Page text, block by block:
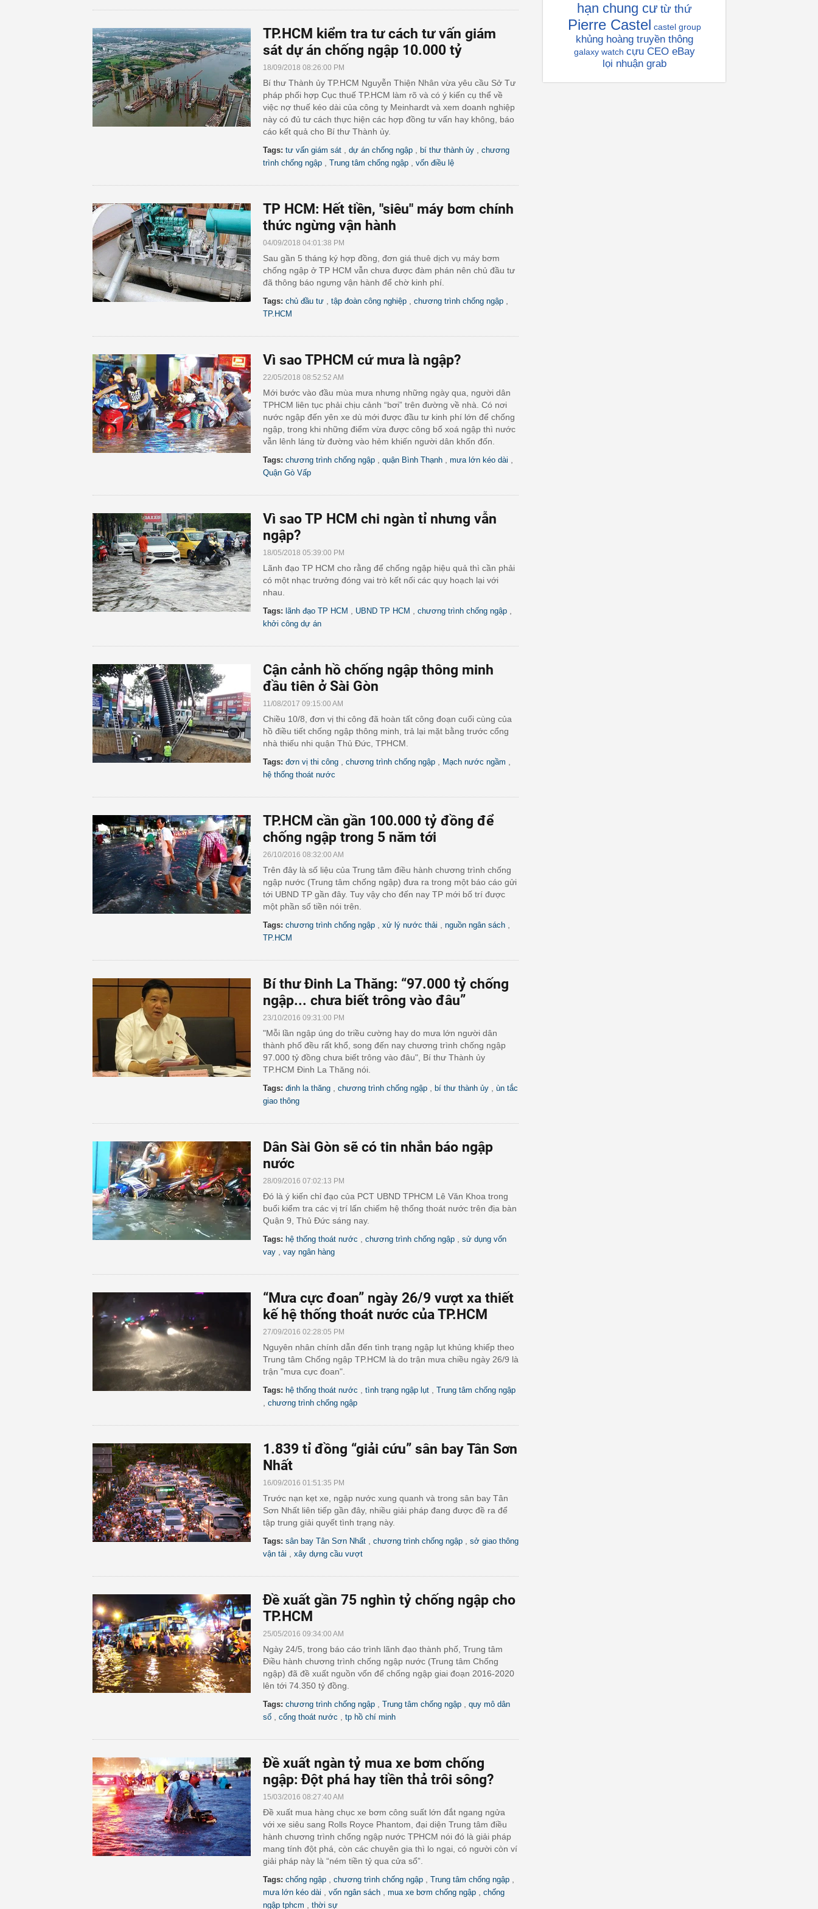
TP.HCM kiểm tra tư cách tư vấn giám
sát dự án chống ngập 10.000 tỷ
18/09/2018 08:26:00 PM
Bí thư Thành ủy TP.HCM Nguyễn Thiện Nhân vừa yêu cầu Sở Tư
pháp phối hợp Cục thuế TP.HCM làm rõ và có ý kiến cụ thể về
việc nợ thuế kéo dài của công ty Meinhardt và xem doanh nghiệp
này có đủ tư cách thực hiện các hợp đồng tư vấn hay không, báo
cáo kết quả cho Bí thư Thành ủy.
Tags: tư vấn giám sát dự án chống ngập bí thư thành ủy
chương
trình chống ngập
Trung tâm chống ngập vốn điều lệ
TP HCM: Hết tiền, "siêu" máy bơm chính
thức ngừng vận hành
04/09/2018 04:01:38 PM
Sau gần 5 tháng ký hợp đồng, đơn giá thuê dịch vụ máy bơm
chống ngập ở TP HCM vẫn chưa được đàm phán nên chủ đầu tư
đã thông báo ngưng vận hành để chờ kinh phí.
Tags: chủ đầu tư tập đoàn công nghiệp chương trình chống ngập
TP.HCM
Vì sao TPHCM cứ mưa là ngập?
22/05/2018 08:52:52 AM
Mới bước vào đầu mùa mưa nhưng những ngày qua, người dân
TPHCM liên tục phải chịu cảnh “bơi” trên đường về nhà. Có nơi
nước ngập đến yên xe dù mới được đầu tư kinh phí lớn để chống
ngập, trong khi những điểm vừa được công bố xoá ngập thì nước
vẫn lênh láng từ đường vào hẻm khiến người dân khốn đốn.
Tags: chương trình chống ngập quận Bình Thạnh mưa lớn kéo dài
Quận Gò Vấp
Vì sao TP HCM chi ngàn tỉ nhưng vẫn
ngập?
18/05/2018 05:39:00 PM
Lãnh đạo TP HCM cho rằng để chống ngập hiệu quả thì cần phải
có một nhạc trưởng đóng vai trò kết nối các quy hoạch lại với
nhau.
Tags: lãnh đạo TP HCM UBND TP HCM chương trình chống ngập
khởi công dự án
Cận cảnh hồ chống ngập thông minh
đầu tiên ở Sài Gòn
11/08/2017 09:15:00 AM
Chiều 10/8, đơn vị thi công đã hoàn tất công đoạn cuối cùng của
hồ điều tiết chống ngập thông minh, trả lại mặt bằng trước cổng
nhà thiếu nhi quận Thủ Đức, TPHCM.
Tags: đơn vị thi công chương trình chống ngập Mạch nước ngầm
hệ thống thoát nước
TP.HCM cần gần 100.000 tỷ đồng để
chống ngập trong 5 năm tới
26/10/2016 08:32:00 AM
Trên đây là số liệu của Trung tâm điều hành chương trình chống
ngập nước (Trung tâm chống ngập) đưa ra trong một báo cáo gửi
tới UBND TP gần đây. Tuy vậy cho đến nay TP mới bố trí được
một phần số tiền nói trên.
Tags: chương trình chống ngập xử lý nước thải nguồn ngân sách
TP.HCM
Bí thư Đinh La Thăng: “97.000 tỷ chống
ngập... chưa biết trông vào đâu”
23/10/2016 09:31:00 PM
"Mỗi lần ngập úng do triều cường hay do mưa lớn người dân
thành phố đều rất khổ, song đến nay chương trình chống ngập
97.000 tỷ đồng chưa biết trông vào đâu", Bí thư Thành ủy
TP.HCM Đinh La Thăng nói.
Tags: đinh la thăng chương trình chống ngập bí thư thành ủy
ùn tắc
giao thông
Dân Sài Gòn sẽ có tin nhắn báo ngập
nước
28/09/2016 07:02:13 PM
Đó là ý kiến chỉ đạo của PCT UBND TPHCM Lê Văn Khoa trong
buổi kiểm tra các vị trí lấn chiếm hệ thống thoát nước trên địa bàn
Quận 9, Thủ Đức sáng nay.
Tags: hệ thống thoát nước chương trình chống ngập
sử dụng vốn
vay
vay ngân hàng
“Mưa cực đoan” ngày 26/9 vượt xa thiết
kế hệ thống thoát nước của TP.HCM
27/09/2016 02:28:05 PM
Nguyên nhân chính dẫn đến tình trạng ngập lụt khủng khiếp theo
Trung tâm Chống ngập TP.HCM là do trận mưa chiều ngày 26/9 là
trận "mưa cực đoan".
Tags: hệ thống thoát nước tình trạng ngập lụt Trung tâm chống ngập
chương trình chống ngập
1.839 tỉ đồng “giải cứu” sân bay Tân Sơn
Nhất
16/09/2016 01:51:35 PM
Trước nạn kẹt xe, ngập nước xung quanh và trong sân bay Tân
Sơn Nhất liên tiếp gần đây, nhiều giải pháp đang được đề ra để
tập trung giải quyết tình trạng này.
Tags: sân bay Tân Sơn Nhất chương trình chống ngập
sở giao thông
vận tải
xây dựng cầu vượt
Đề xuất gần 75 nghìn tỷ chống ngập cho
TP.HCM
25/05/2016 09:34:00 AM
Ngày 24/5, trong báo cáo trình lãnh đạo thành phố, Trung tâm
Điều hành chương trình chống ngập nước (Trung tâm Chống
ngập) đã đề xuất nguồn vốn để chống ngập giai đoạn 2016-2020
lên tới 74.350 tỷ đồng.
Tags: chương trình chống ngập Trung tâm chống ngập
quy mô dân
số
cống thoát nước tp hồ chí minh
Đề xuất ngàn tỷ mua xe bơm chống
ngập: Đột phá hay tiền thả trôi sông?
15/03/2016 08:27:40 AM
Đề xuất mua hàng chục xe bơm công suất lớn đắt ngang ngửa
với xe siêu sang Rolls Royce Phantom, đại diện Trung tâm điều
hành chương trình chống ngập nước TPHCM nói đó là giải pháp
mang tính đột phá, còn các chuyên gia thì lo ngại, có người còn ví
giải pháp này là “ném tiền tỷ qua cửa sổ”.
Tags: chống ngập chương trình chống ngập Trung tâm chống ngập
mưa lớn kéo dài vốn ngân sách mua xe bơm chống ngập
chống
ngập tphcm
thời sự
hạn chung cư từ thứ
Pierre Castel castel group
khủng hoàng truyền thông
galaxy watch cựu CEO eBay
lọi nhuận grab